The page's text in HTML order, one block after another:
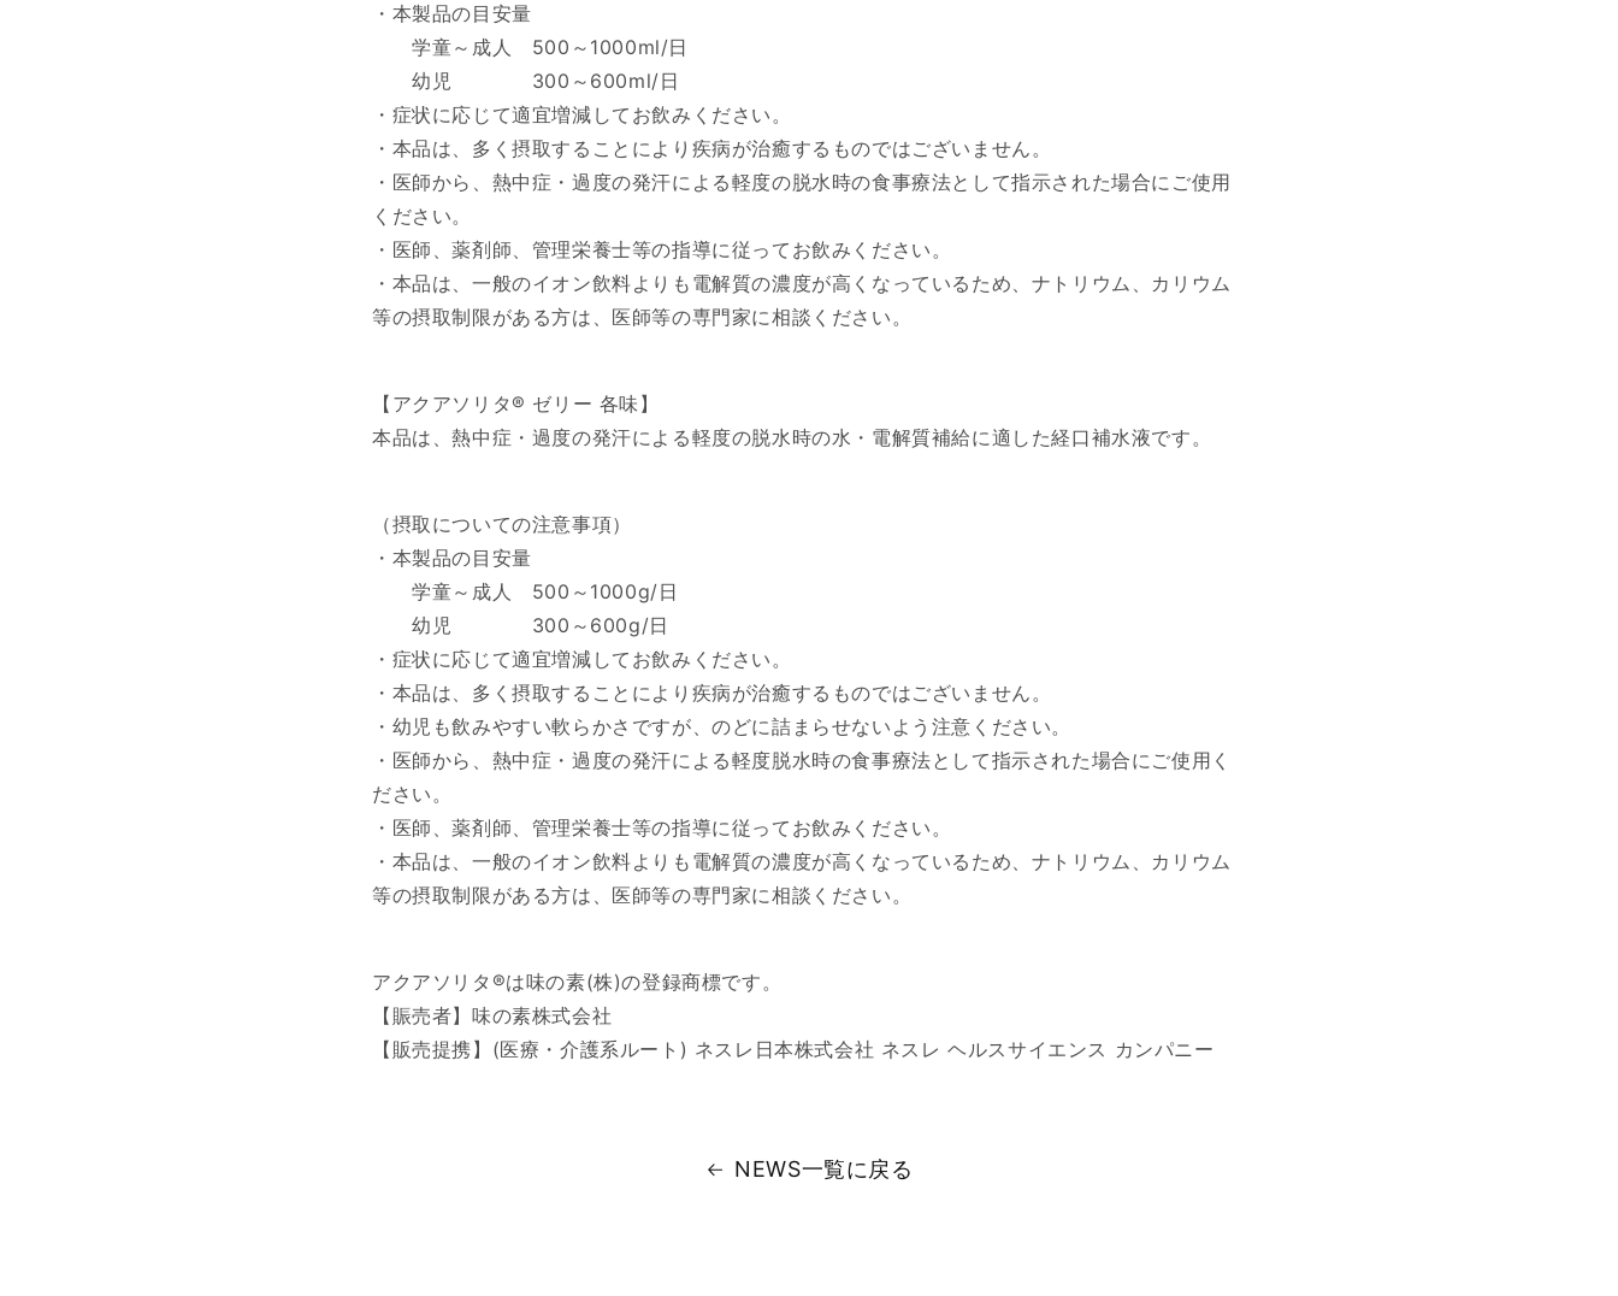
・本製品の目安量
学童～成人 500～1000ml/日
幼児 300～600ml/日
・症状に応じて適宜増減してお飲みください。
・本品は、多く摂取することにより疾病が治癒するものではございません。
・医師から、熱中症・過度の発汗による軽度の脱水時の食事療法として指示された場合にご使用
ください。
・医師、薬剤師、管理栄養士等の指導に従ってお飲みください。
・本品は、一般のイオン飲料よりも電解質の濃度が高くなっているため、ナトリウム、カリウム
等の摂取制限がある方は、医師等の専門家に相談ください。
【アクアソリタ® ゼリー 各味】
本品は、熱中症・過度の発汗による軽度の脱水時の水・電解質補給に適した経口補水液です。
（摂取についての注意事項）
・本製品の目安量
学童～成人 500～1000g/日
幼児 300～600g/日
・症状に応じて適宜増減してお飲みください。
・本品は、多く摂取することにより疾病が治癒するものではございません。
・幼児も飲みやすい軟らかさですが、のどに詰まらせないよう注意ください。
・医師から、熱中症・過度の発汗による軽度脱水時の食事療法として指示された場合にご使用く
ださい。
・医師、薬剤師、管理栄養士等の指導に従ってお飲みください。
・本品は、一般のイオン飲料よりも電解質の濃度が高くなっているため、ナトリウム、カリウム
等の摂取制限がある方は、医師等の専門家に相談ください。
アクアソリタ®は味の素(株)の登録商標です。
【賑売者】味の素株式会社
【販売提携】(医療・介護系ルート) ネスレ日本株式会社 ネスレ ヘルスサイエンス カンパニー
NEWS一覧に戻る